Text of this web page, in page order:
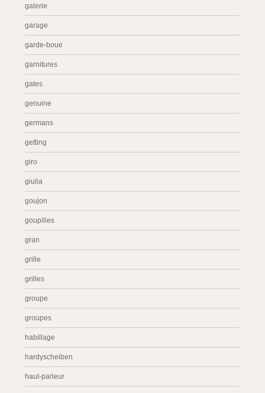
galerie
garage
garde-boue
garnitures
gates
genuine
germans
getting
giro
giulia
goujon
goupilles
gran
grille
grilles
groupe
groupes
habillage
hardyscheiben
haut-parleur